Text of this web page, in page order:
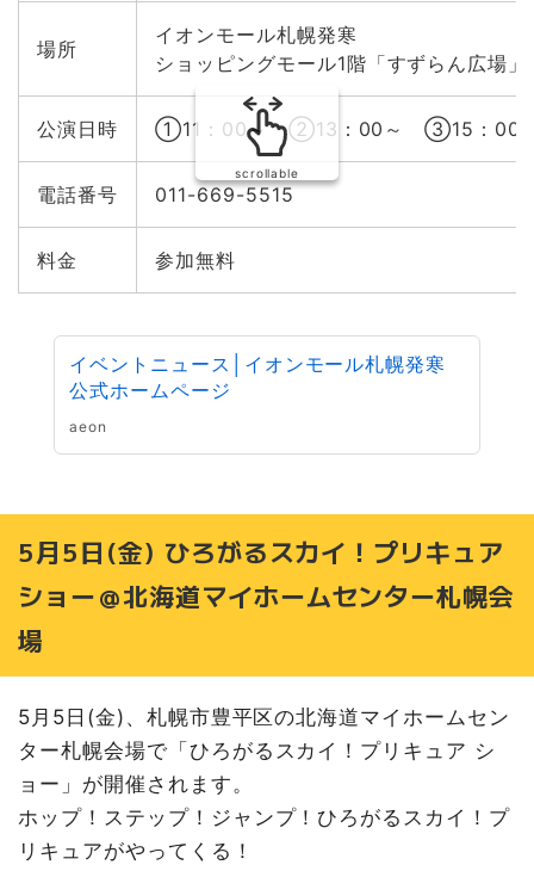
場所
イオンモール札幌発寒
ショッピングモール1階「すずらん広場」
公演日時 ①11：00～ ②13：00～ ③15：00
電話番号 011-669-5515
料金 参加無料
scrollable
イベントニュース│イオンモール札幌発寒
公式ホームページ
aeon
5月5日(金) ひろがるスカイ！プリキュア
ショー＠北海道マイホームセンター札幌会
場
5月5日(金)、札幌市豊平区の北海道マイホームセン
ター札幌会場で「ひろがるスカイ！プリキュア シ
ョー」が開催されます。
ホップ！ステップ！ジャンプ！ひろがるスカイ！プ
リキュアがやってくる！